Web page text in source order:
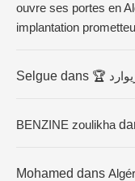
ouvre ses portes en
implantation
Selgue dans
BENZINE zoulikha
Mohamed dans